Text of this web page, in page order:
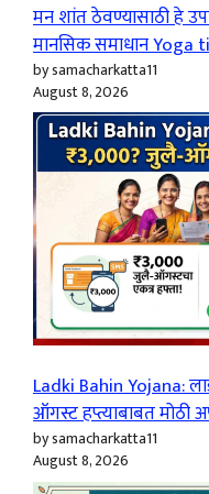
मन शांत ठेवण्यासाठी हे
मानसिक समाधान Yoga
by samacharkatta11
August 8, 2026
Ladki Bahin Yojana:
ऑगस्ट हप्त्याबाबत मोठी
by samacharkatta11
August 8, 2026